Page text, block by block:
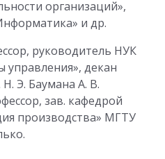
организаций»,
и др.
руководитель НУК
декан
Э. Баумана А. В.
зав. кафедрой
производства» МГТУ